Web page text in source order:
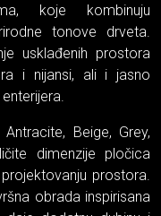
koje kombinuju
tonove drveta.
usklađenih prostora
i nijansi, ali i jasno
Beige, Grey,
dimenzije pločica
prostora.
obrada inspirisana